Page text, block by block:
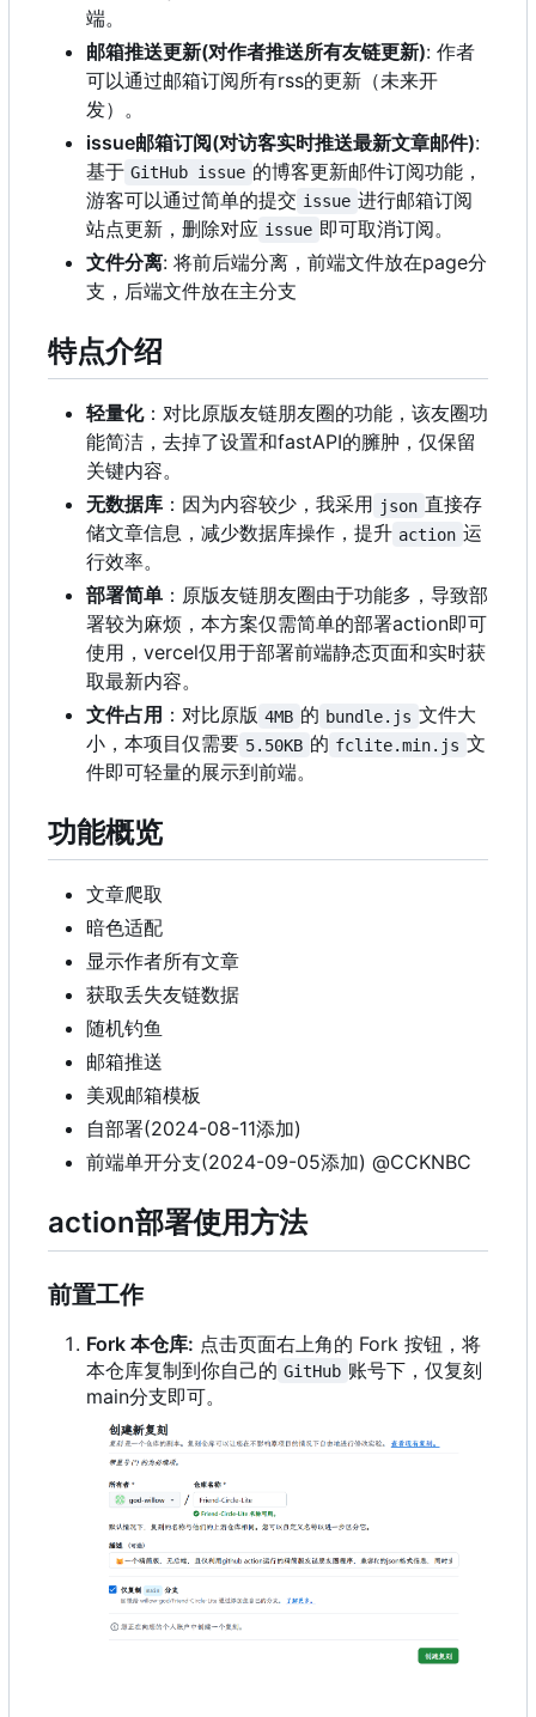
端。
邮箱推送更新(对作者推送所有友链更新): 作者
可以通过邮箱订阅所有rss的更新（未来开
发）。
issue邮箱订阅(对访客实时推送最新文章邮件):
基于 GitHub issue 的博客更新邮件订阅功能，
游客可以通过简单的提交 issue 进行邮箱订阅
站点更新，删除对应 issue 即可取消订阅。
文件分离: 将前后端分离，前端文件放在page分
支，后端文件放在主分支
特点介绍
轻量化：对比原版友链朋友圈的功能，该友圈功
能简洁，去掉了设置和fastAPI的臃肿，仅保留
关键内容。
无数据库 ：因为内容较少，我采用 json 直接存
储文章信息，减少数据库操作，提升 action 运
行效率。
部署简单 ：原版友链朋友圈由于功能多，导致部
署较为麻烦，本方案仅需简单的部署action即可
使用，vercel仅用于部署前端静态页面和实时获
取最新内容。
文件占用 ：对比原版 4MB 的 bundle.js 文件大
小，本项目仅需要 5.50KB 的 fclite.min.js 文
件即可轻量的展示到前端。
功能概览
文章爬取
暗色适配
显示作者所有文章
获取丢失友链数据
随机钓鱼
邮箱推送
美观邮箱模板
自部署(2024-08-11添加)
前端单开分支(2024-09-05添加) @CCKNBC
action部署使用方法
前置工作
Fork 本仓库: 点击页面右上角的 Fork 按钮，将
本仓库复制到你自己的 GitHub 账号下，仅复刻
main分支即可。